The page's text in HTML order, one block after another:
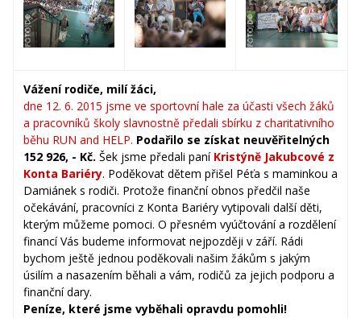
Vážení rodiče, milí žáci,
dne 12. 6. 2015 jsme ve sportovní hale za účasti všech žáků
a pracovníků školy slavnostně předali sbírku z charitativního
běhu RUN and HELP. Podařilo se získat neuvěřitelných
152 926, - Kč. Šek jsme předali paní Kristýně Jakubcové z
Konta Bariéry. Poděkovat dětem přišel Péťa s maminkou a
Damiánek s rodiči. Protože finanční obnos předčil naše
očekávání, pracovníci z Konta Bariéry vytipovali další děti,
kterým můžeme pomoci. O přesném vyúčtování a rozdělení
financí Vás budeme informovat nejpozději v září. Rádi
bychom ještě jednou poděkovali našim žákům s jakým
úsilím a nasazením běhali a vám, rodičů za jejich podporu a
finanční dary.
Peníze, které jsme vyběhali opravdu pomohli!